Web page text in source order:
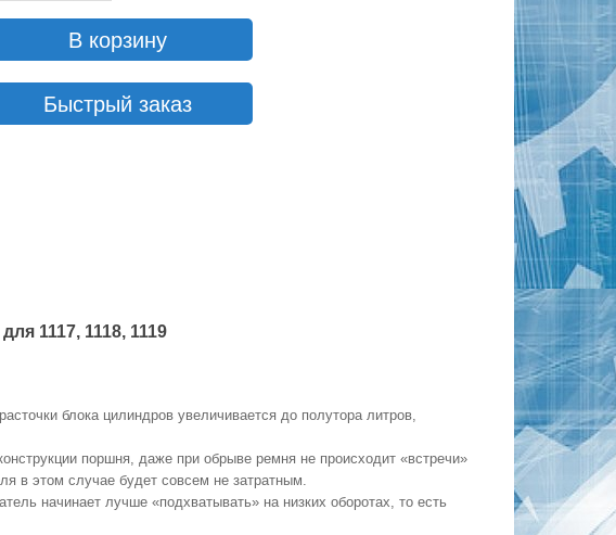
В корзину
Быстрый заказ
для 1117, 1118, 1119
блока цилиндров увеличивается до полутора литров,
поршня, даже при обрыве ремня не происходит «встречи»
в этом случае будет совсем не затратным.
начинает лучше «подхватывать» на низких оборотах, то есть